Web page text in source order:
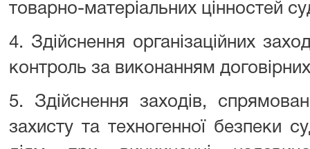
товарно-матеріальних цінностей
4. Здійснення організаційних
контроль за виконанням
5. Здійснення заходів,
захисту та техногенної безпеки